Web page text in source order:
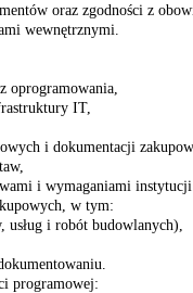
oraz zgodności z
wewnętrznymi.
oprogramowania,
IT,
i dokumentacji
i wymaganiami
w tym:
usług i robót budowlanych),
programowej: